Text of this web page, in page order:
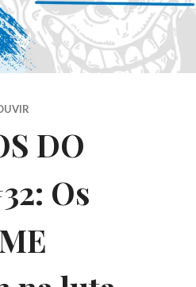
DO
Os